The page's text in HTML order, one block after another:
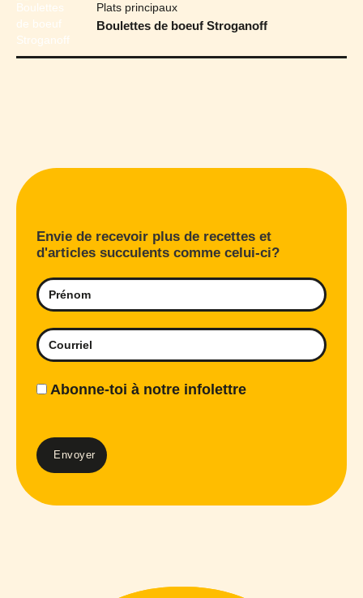
Plats principaux
Boulettes de boeuf Stroganoff
Envie de recevoir plus de recettes et
d'articles succulents comme celui-ci?
Abonne-toi à notre infolettre